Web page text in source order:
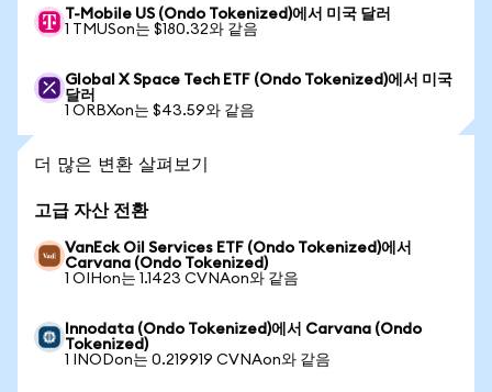
T-Mobile US (Ondo Tokenized)에서 미국 달러
1 TMUSon는 $180.32와 같음
Global X Space Tech ETF (Ondo Tokenized)에서 미국
달러
1 ORBXon는 $43.59와 같음
더 많은 변환 살펴보기
고급 자산 전환
VanEck Oil Services ETF (Ondo Tokenized)에서
Carvana (Ondo Tokenized)
1 OIHon는 1.1423 CVNAon와 같음
Innodata (Ondo Tokenized)에서 Carvana (Ondo
Tokenized)
1 INODon는 0.219919 CVNAon와 같음